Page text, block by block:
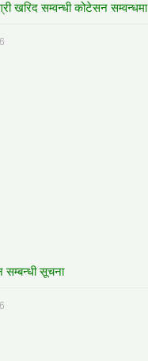
खरिद सम्वन्धी कोटेसन सम्वन्धमा
सम्बन्धी सूचना